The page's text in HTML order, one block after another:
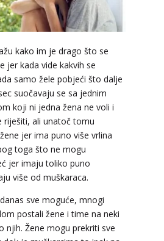
kako im je drago što se
jer kada vide kakvih se
samo žele pobjeći što dalje
suočavaju se sa jednim
koji ni jedna žena ne voli i
riješiti, ali unatoč tomu
jer ima puno više vrlina
toga što ne mogu
jer imaju toliko puno
više od muškaraca.
sve moguće, mnogi
postali žene i time na neki
njih. Žene mogu prekriti sve
/ Kod #136
savjetnik je zauzet
karte, anđeoske poruke
- mob:1,12€ min